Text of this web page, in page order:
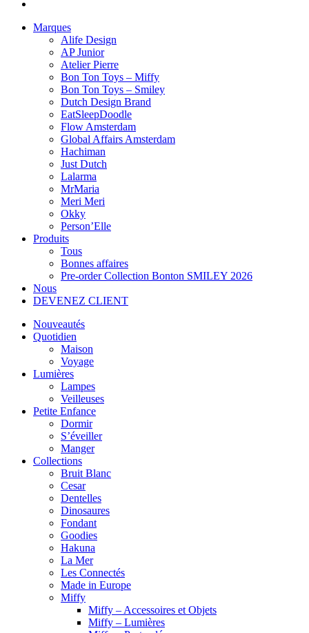
Marques
Alife Design
AP Junior
Atelier Pierre
Bon Ton Toys – Miffy
Bon Ton Toys – Smiley
Dutch Design Brand
EatSleepDoodle
Flow Amsterdam
Global Affairs Amsterdam
Hachiman
Just Dutch
Lalarma
MrMaria
Meri Meri
Okky
Person’Elle
Produits
Tous
Bonnes affaires
Pre-order Collection Bonton SMILEY 2026
Nous
DEVENEZ CLIENT
Nouveautés
Quotidien
Maison
Voyage
Lumières
Lampes
Veilleuses
Petite Enfance
Dormir
S’éveiller
Manger
Collections
Bruit Blanc
Cesar
Dentelles
Dinosaures
Fondant
Goodies
Hakuna
La Mer
Les Connectés
Made in Europe
Miffy
Miffy – Accessoires et Objets
Miffy – Lumières